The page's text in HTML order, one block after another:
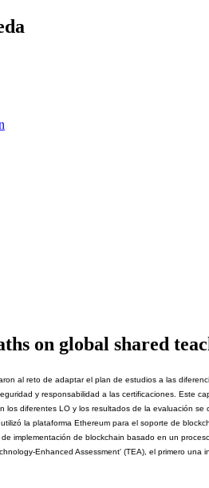
on global shared
al reto de adaptar el plan de estudios a las
y responsabilidad a las certificaciones. Este
los diferentes LO y los resultados de la evaluación
la plataforma Ethereum para el soporte de
implementación de blockchain basado en un
Enhanced Assessment' (TEA), el primero